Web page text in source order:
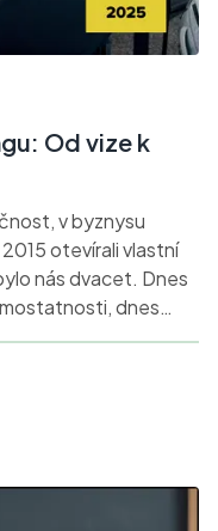
Od vize k
v byznysu
otevírali vlastní
nás dvacet. Dnes
dnes